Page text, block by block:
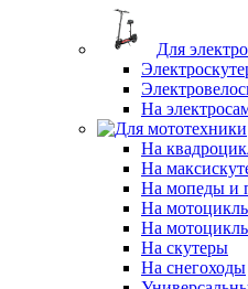
Для
На
На
На
На мопеды и
На
На
На скутеры
На снегоходы